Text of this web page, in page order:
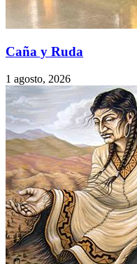
Caña y Ruda
1 agosto, 2026